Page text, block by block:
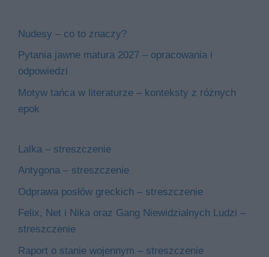
Nudesy – co to znaczy?
Pytania jawne matura 2027 – opracowania i
odpowiedzi
Motyw tańca w literaturze – konteksty z różnych
epok
Lalka – streszczenie
Antygona – streszczenie
Odprawa posłów greckich – streszczenie
Felix, Net i Nika oraz Gang Niewidzialnych Ludzi –
streszczenie
Raport o stanie wojennym – streszczenie